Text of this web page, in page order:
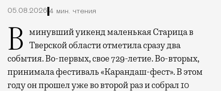
05.08.2026 4 мин. чтения
В минувший уикенд маленькая Старица в Тверской области отметила сразу два
события. Во-первых, свое 729-летие. Во-вторых,
принимала фестиваль «Карандаш-фест». В этом
году он прошел уже во второй раз и собрал 10